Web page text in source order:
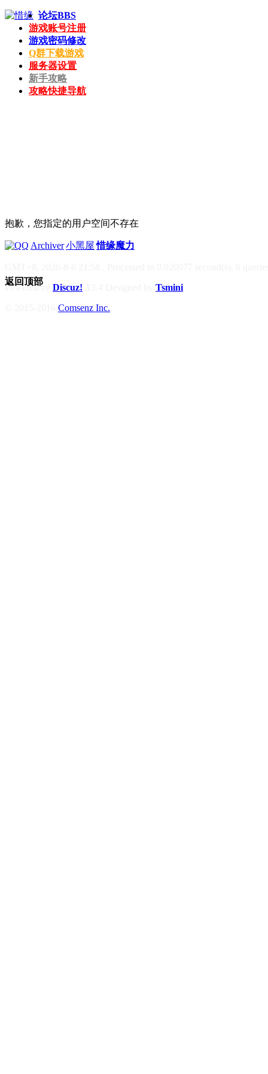
论坛BBS
游戏账号注册
游戏密码修改
Q群下载游戏
服务器设置
新手攻略
攻略快捷导航
抱歉，您指定的用户空间不存在
Archiver|小黑屋|惜缘魔力
Powered by Discuz!
Tsmini
Comsenz Inc.
返回顶部